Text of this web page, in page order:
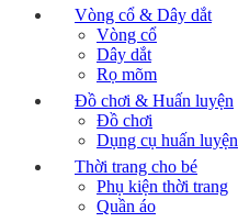
Vòng cổ & Dây dắt
Vòng cổ
Dây dắt
Rọ mõm
Đồ chơi & Huấn luyện
Đồ chơi
Dụng cụ huấn luyện
Thời trang cho bé
Phụ kiện thời trang
Quần áo